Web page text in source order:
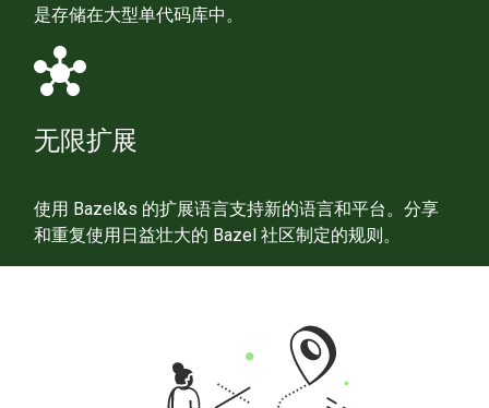
是存储在大型单代码库中。
hub
无限扩展
使用 Bazel&s 的扩展语言支持新的语言和平台。分享
和重复使用日益壮大的 Bazel 社区制定的规则。